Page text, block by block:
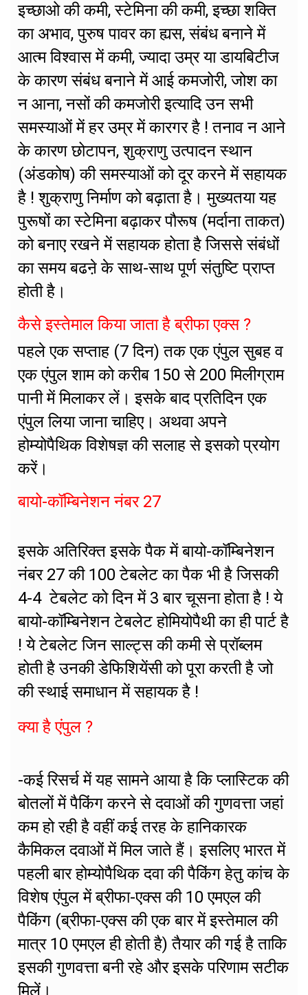
इच्छाओ की कमी, स्टेमिना की कमी, इच्छा शक्ति
का अभाव, पुरुष पावर का ह्यस, संबंध बनाने में
आत्म विश्वास में कमी, ज्यादा उम्र या डायबिटीज
के कारण संबंध बनाने में आई कमजोरी, जोश का
न आना, नसों की कमजोरी इत्यादि उन सभी
समस्याओं में हर उम्र में कारगर है ! तनाव न आने
के कारण छोटापन, शुक्राणु उत्पादन स्थान
(अंडकोष) की समस्याओं को दूर करने में सहायक
है ! शुक्राणु निर्माण को बढ़ाता है। मुख्यतया यह
पुरूषों का स्टेमिना बढ़ाकर पौरूष (मर्दाना ताकत)
को बनाए रखने में सहायक होता है जिससे संबंधों
का समय बढऩे के साथ-साथ पूर्ण संतुष्टि प्राप्त
होती है।
कैसे इस्तेमाल किया जाता है ब्रीफा एक्स ?
पहले एक सप्ताह (7 दिन) तक एक एंपुल सुबह व
एक एंपुल शाम को करीब 150 से 200 मिलीग्राम
पानी में मिलाकर लें। इसके बाद प्रतिदिन एक
एंपुल लिया जाना चाहिए। अथवा अपने
होम्योपैथिक विशेषज्ञ की सलाह से इसको प्रयोग
करें।
बायो-कॉम्बिनेशन नंबर 27
इसके अतिरिक्त इसके पैक में बायो-कॉम्बिनेशन
नंबर 27 की 100 टेबलेट का पैक भी है जिसकी
4-4 टेबलेट को दिन में 3 बार चूसना होता है ! ये
बायो-कॉम्बिनेशन टेबलेट होमियोपैथी का ही पार्ट है
! ये टेबलेट जिन साल्ट्स की कमी से प्रॉब्लम
होती है उनकी डेफिशियेंसी को पूरा करती है जो
की स्थाई समाधान में सहायक है !
क्या है एंपुल ?
-कई रिसर्च में यह सामने आया है कि प्लास्टिक की
बोतलों में पैकिंग करने से दवाओं की गुणवत्ता जहां
कम हो रही है वहीं कई तरह के हानिकारक
कैमिकल दवाओं में मिल जाते हैं। इसलिए भारत में
पहली बार होम्योपैथिक दवा की पैकिंग हेतु कांच के
विशेष एंपुल में ब्रीफा-एक्स की 10 एमएल की
पैकिंग (ब्रीफा-एक्स की एक बार में इस्तेमाल की
मात्र 10 एमएल ही होती है) तैयार की गई है ताकि
इसकी गुणवत्ता बनी रहे और इसके परिणाम सटीक
मिलें।